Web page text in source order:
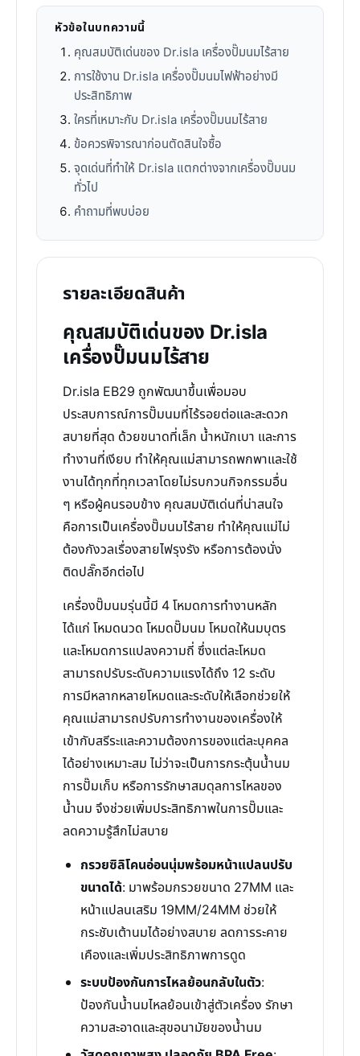
หัวข้อในบทความนี้
คุณสมบัติเด่นของ Dr.isla เครื่องปั๊มนมไร้สาย
การใช้งาน Dr.isla เครื่องปั๊มนมไฟฟ้าอย่างมี
ประสิทธิภาพ
ใครที่เหมาะกับ Dr.isla เครื่องปั๊มนมไร้สาย
ข้อควรพิจารณาก่อนตัดสินใจซื้อ
จุดเด่นที่ทำให้ Dr.isla แตกต่างจากเครื่องปั๊มนม
ทั่วไป
คำถามที่พบบ่อย
รายละเอียดสินค้า
คุณสมบัติเด่นของ Dr.isla
เครื่องปั๊มนมไร้สาย
Dr.isla EB29 ถูกพัฒนาขึ้นเพื่อมอบ
ประสบการณ์การปั๊มนมที่ไร้รอยต่อและสะดวก
สบายที่สุด ด้วยขนาดที่เล็ก น้ำหนักเบา และการ
ทำงานที่เงียบ ทำให้คุณแม่สามารถพกพาและใช้
งานได้ทุกที่ทุกเวลาโดยไม่รบกวนกิจกรรมอื่น
ๆ หรือผู้คนรอบข้าง คุณสมบัติเด่นที่น่าสนใจ
คือการเป็นเครื่องปั๊มนมไร้สาย ทำให้คุณแม่ไม่
ต้องกังวลเรื่องสายไฟรุงรัง หรือการต้องนั่ง
ติดปลั๊กอีกต่อไป
เครื่องปั๊มนมรุ่นนี้มี 4 โหมดการทำงานหลัก
ได้แก่ โหมดนวด โหมดปั๊มนม โหมดให้นมบุตร
และโหมดการแปลงความถี่ ซึ่งแต่ละโหมด
สามารถปรับระดับความแรงได้ถึง 12 ระดับ
การมีหลากหลายโหมดและระดับให้เลือกช่วยให้
คุณแม่สามารถปรับการทำงานของเครื่องให้
เข้ากับสรีระและความต้องการของแต่ละบุคคล
ได้อย่างเหมาะสม ไม่ว่าจะเป็นการกระตุ้นน้ำนม
การปั๊มเก็บ หรือการรักษาสมดุลการไหลของ
น้ำนม จึงช่วยเพิ่มประสิทธิภาพในการปั๊มและ
ลดความรู้สึกไม่สบาย
กรวยซิลิโคนอ่อนนุ่มพร้อมหน้าแปลนปรับ
ขนาดได้: มาพร้อมกรวยขนาด 27MM และ
หน้าแปลนเสริม 19MM/24MM ช่วยให้
กระชับเต้านมได้อย่างสบาย ลดการระคาย
เคืองและเพิ่มประสิทธิภาพการดูด
ระบบป้องกันการไหลย้อนกลับในตัว:
ป้องกันน้ำนมไหลย้อนเข้าสู่ตัวเครื่อง รักษา
ความสะอาดและสุขอนามัยของน้ำนม